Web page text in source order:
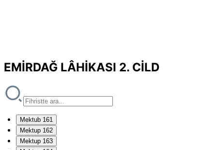
EMİRDAĞ LÂHİKASI 2. CİLD
Mektub 161
Mektup 162
Mektup 163